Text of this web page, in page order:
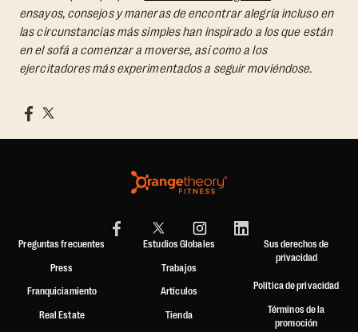
ensayos, consejos y maneras de encontrar alegría incluso en
las circunstancias más simples han inspirado a los que están
en el sofá a comenzar a moverse, así como a los
ejercitadores más experimentados a seguir moviéndose.
Preguntas frecuentes
Press
Franquiciamiento
Real Estate
Estudios Globales
Trabajos
Artículos
Tienda
Sus derechos de
privacidad
Política de privacidad
Términos de la
promoción